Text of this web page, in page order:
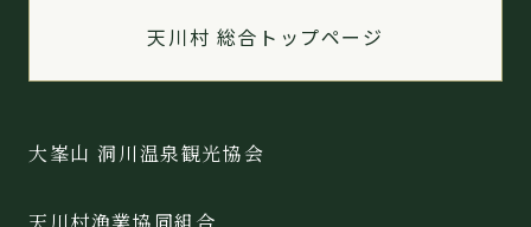
天川村 総合トップページ
大峯山 洞川温泉観光協会
天川村漁業協同組合